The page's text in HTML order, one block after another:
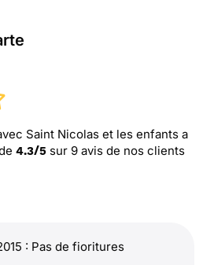
Saint Nicolas et les enfants a
4.3/5 sur 9 avis de nos clients
: Pas de fioritures